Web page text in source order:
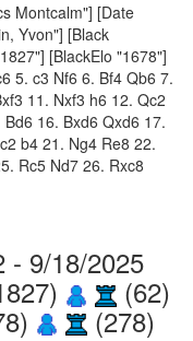
Montcalm"] [Date
Yvon"] [Black
[BlackElo "1678"]
5. c3 Nf6 6. Bf4 Qb6 7.
11. Nxf3 h6 12. Qc2
16. Bxd6 Qxd6 17.
b4 21. Ng4 Re8 22.
Rc5 Nd7 26. Rxc8
- 9/18/2025
(62)
(278)